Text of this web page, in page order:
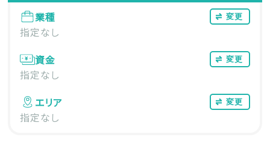
業種 変更
指定なし
資金
変更
指定なし
エリア
変更
指定なし